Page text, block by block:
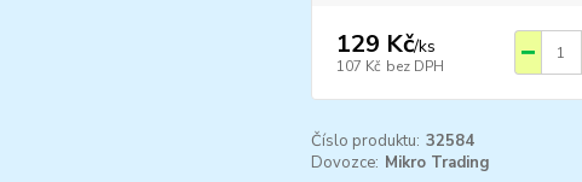
129 Kč/ks
107 Kč bez DPH
Číslo produktu: 32584
Dovozce: Mikro Trading